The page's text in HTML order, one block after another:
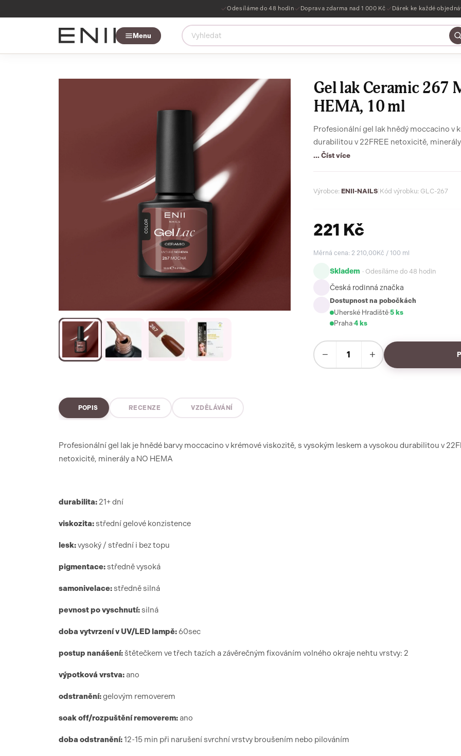
Odesíláme do 48 hodin Doprava zdarma nad 1 000 Kč Dárek ke každé
Menu
Gel lak Ceramic 267
HEMA, 10 ml
Profesionální gel lak hnědý moccacino v
... Číst více
Výrobce: ENII-NAILS Kód výrobku: GLC-267
221 Kč
Měrná cena: 2 210,00Kč / 100 ml
Skladem · Odesíláme do 48 hodin
Česká rodinná značka
Dostupnost na pobočkách
Uherské Hradiště·5 ks
Praha·4 ks
− +
POPIS RECENZE VZDĚLÁVÁNÍ
Profesionální gel lak je hnědé barvy moccacino v krémové viskozitě, s vysokým leskem a vysokou durabilitou v
netoxicitě, minerály a NO HEMA
durabilita: 21+ dní
viskozita:střední gelové konzistence
lesk:vysoký / střední i bez topu
pigmentace:středně vysoká
samonivelace:středně silná
pevnost po vyschnutí:silná
doba vytvrzenív UV/LED lampě:60sec
postup nanášení:štětečkem ve třech tazích a závěrečným fixováním volného okraje nehtu vrstvy: 2
výpotková vrstva: ano
odstranění:gelovým removerem
soak off/rozpuštění removerem: ano
doba odstranění:12-15 min při narušení svrchní vrstvy broušením nebo pilováním